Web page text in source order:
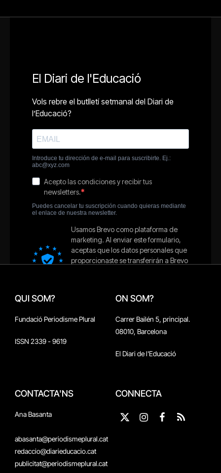
QUI SOM?
Fundació Periodisme Plural
ISSN 2339 - 9619
ON SOM?
Carrer Bailén 5, principal.
08010, Barcelona
El Diari de l'Educació
CONTACTA'NS
Ana Basanta
abasanta@periodismeplural.cat
redaccio@diarieducacio.cat
publicitat@periodismeplural.cat
CONNECTA
X
Instagram
Facebook
RSS